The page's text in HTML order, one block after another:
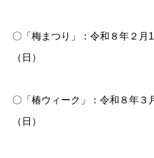
〇「梅まつり」：令和８年２月
（日）
〇「椿ウィーク」：令和８年３
（日）